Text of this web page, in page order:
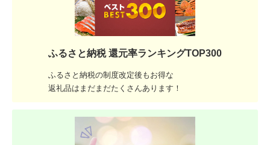
ふるさと納税 還元率ランキングTOP300
ふるさと納税の制度改定後もお得な
返礼品はまだまだたくさんあります！